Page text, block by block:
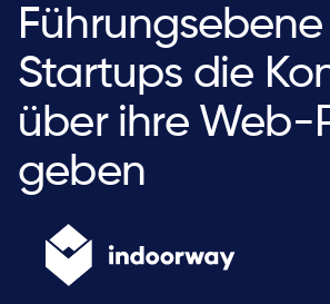
Startups die
über ihre Web-
geben